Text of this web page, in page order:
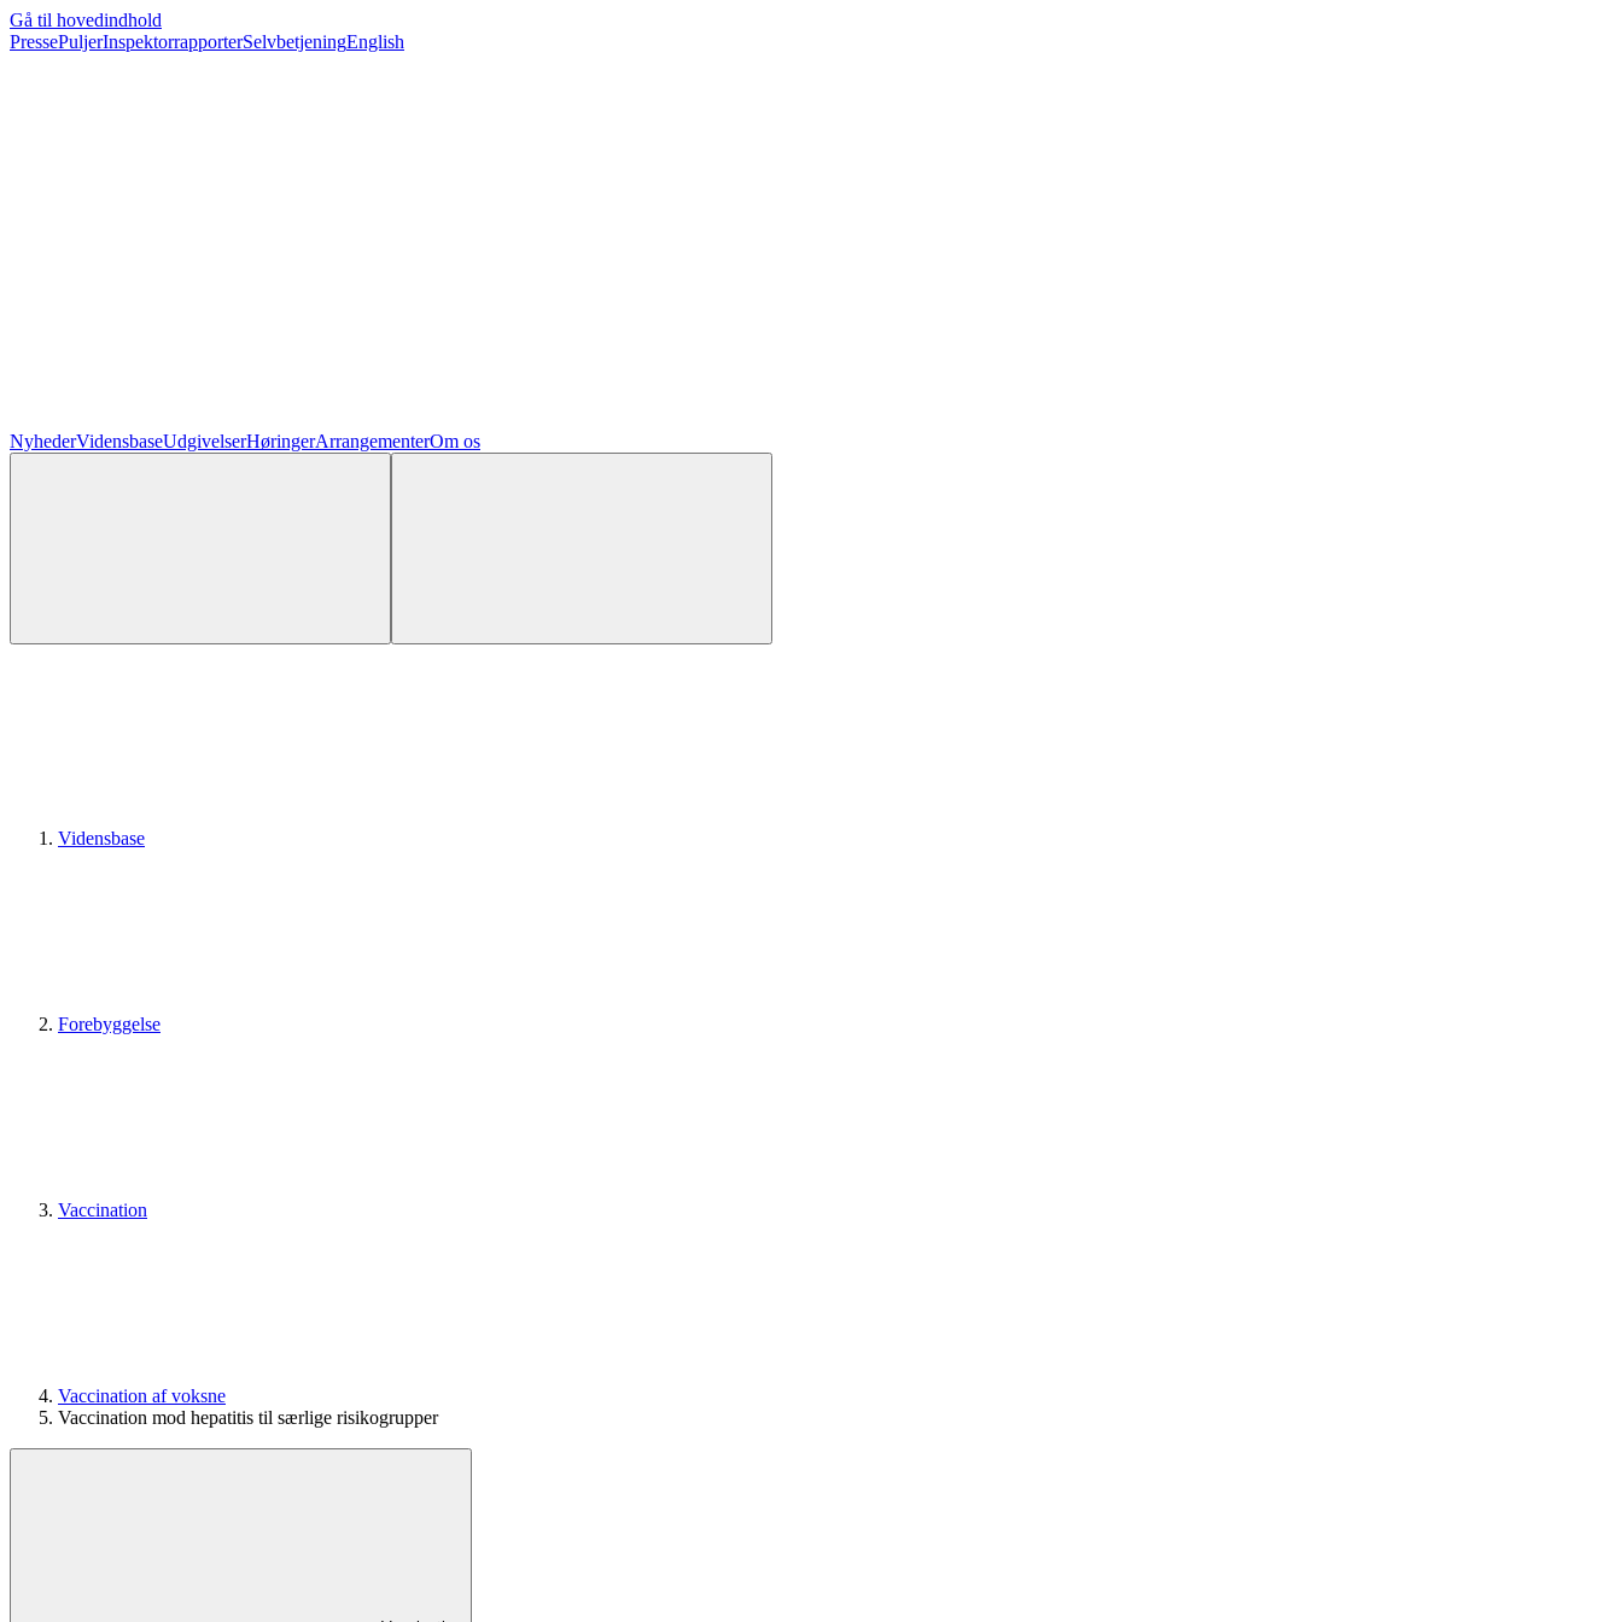
Gå til hovedindhold
PressePuljerInspektorrapporterSelvbetjeningEnglish
NyhederVidensbaseUdgivelserHøringerArrangementerOm os
Vidensbase
Forebyggelse
Vaccination
Vaccination af voksne
Vaccination mod hepatitis til særlige risikogrupper